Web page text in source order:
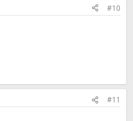
#10
#11